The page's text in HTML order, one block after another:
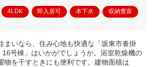
4LDK 即入居可 本下水 収納豊富
まいなら、住み心地も快適な「坂東市沓掛
号棟」はいかがでしょうか。浴室乾燥機の
物を干すときにも便利です。建物面積は